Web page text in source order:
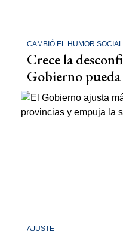
CAMBIÓ EL HUMOR SOCIAL
Crece la
Gobierno
AJUSTE